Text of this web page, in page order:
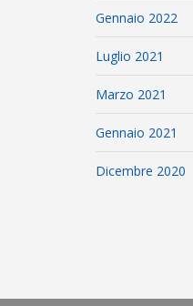
Gennaio 2022
Luglio 2021
Marzo 2021
Gennaio 2021
Dicembre 2020